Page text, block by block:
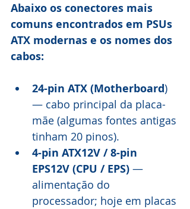
Abaixo os conectores mais
comuns encontrados em PSUs
ATX modernas e os nomes dos
cabos:
24-pin ATX (Motherboard)
— cabo principal da placa-
mãe (algumas fontes antigas
tinham 20 pinos).
4-pin ATX12V / 8-pin
EPS12V (CPU / EPS) —
alimentação do
processador; hoje em placas